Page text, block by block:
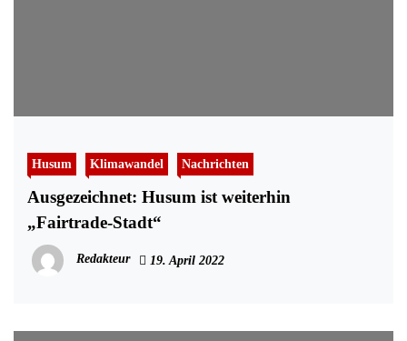
Husum Klimawandel Nachrichten
Ausgezeichnet: Husum ist weiterhin
„Fairtrade-Stadt“
Redakteur 19. April 2022